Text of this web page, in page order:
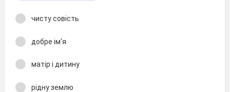
чисту совість
добре ім'я
матір і дитину
рідну землю